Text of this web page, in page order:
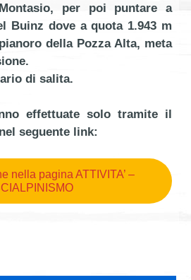
per poi puntare a
Buinz dove a quota 1.943 m
della Pozza Alta, meta
di salita.
effettuate solo tramite il
seguente link:
nella pagina ATTIVITA’ –